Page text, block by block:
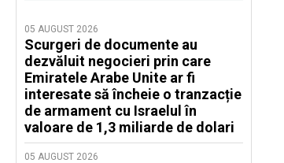
05 AUGUST 2026
Scurgeri de documente au
dezvăluit negocieri prin care
Emiratele Arabe Unite ar fi
interesate să încheie o tranzacție
de armament cu Israelul în
valoare de 1,3 miliarde de dolari
05 AUGUST 2026